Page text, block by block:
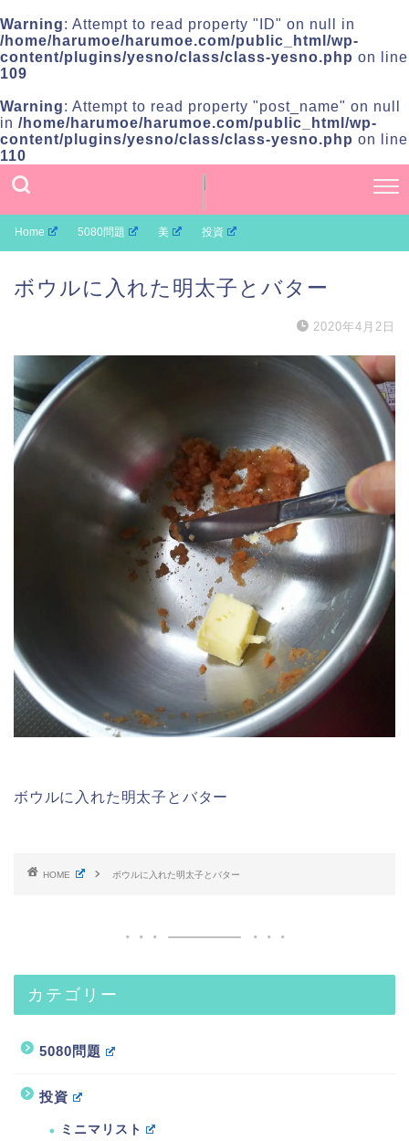
Warning: Attempt to read property "ID" on null in
/home/harumoe/harumoe.com/public_html/wp-
content/plugins/yesno/class/class-yesno.php on line
109
Warning: Attempt to read property "post_name" on null
in /home/harumoe/harumoe.com/public_html/wp-
content/plugins/yesno/class/class-yesno.php on line
110
Home 5080問題 美 投資
ボウルに入れた明太子とバター
2020年4月2日
ボウルに入れた明太子とバター
HOME ボウルに入れた明太子とバター
カテゴリー
5080問題
投資
ミニマリスト